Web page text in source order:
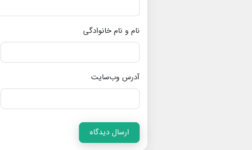
نام و نام خانوادگی
آدرس وب‌سایت
ارسال دیدگاه